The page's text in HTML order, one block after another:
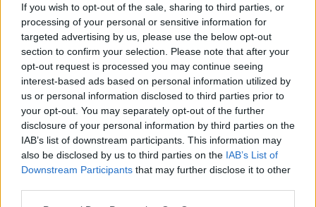
If you wish to opt-out of the sale, sharing to third parties, or
processing of your personal or sensitive information for
targeted advertising by us, please use the below opt-out
section to confirm your selection. Please note that after your
opt-out request is processed you may continue seeing
interest-based ads based on personal information utilized by
us or personal information disclosed to third parties prior to
your opt-out. You may separately opt-out of the further
disclosure of your personal information by third parties on the
IAB’s list of downstream participants. This information may
also be disclosed by us to third parties on the IAB’s List of
Downstream Participants that may further disclose it to other
il campeggio è piuttosto caro (€10,20 a caravan +
€3.20 a persona, €2.20 bambini sopra i 4 anni).
Subito fuori il parcheggio per auto (a pagamento
solo giorni feriali) c'è l'area utilizzata da tanti
camper (ne abbiamo trovati 10), con carico e
scarico gratuito. A 5 minuti dal centro e dal
bellissimo parco dei cigni.
Posizione Prezzo Servizi